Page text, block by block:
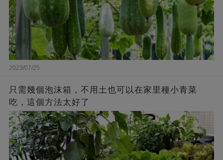
2023/07/25
只需幾個泡沫箱，不用土也可以在家里種小青菜
吃，這個方法太好了